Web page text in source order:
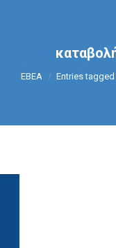
You are here:
ΕΒΕΑ Entries